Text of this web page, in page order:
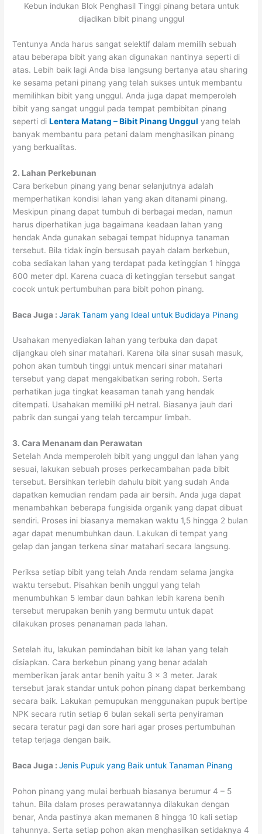
Kebun indukan Blok Penghasil Tinggi pinang betara untuk
dijadikan bibit pinang unggul
Tentunya Anda harus sangat selektif dalam memilih sebuah
atau beberapa bibit yang akan digunakan nantinya seperti di
atas. Lebih baik lagi Anda bisa langsung bertanya atau sharing
ke sesama petani pinang yang telah sukses untuk membantu
memilihkan bibit yang unggul. Anda juga dapat memperoleh
bibit yang sangat unggul pada tempat pembibitan pinang
seperti diLentera Matang – Bibit Pinang Unggul yang telah
banyak membantu para petani dalam menghasilkan pinang
yang berkualitas.
2. Lahan Perkebunan
Cara berkebun pinang yang benar selanjutnya adalah
memperhatikan kondisi lahan yang akan ditanami pinang.
Meskipun pinang dapat tumbuh di berbagai medan, namun
harus diperhatikan juga bagaimana keadaan lahan yang
hendak Anda gunakan sebagai tempat hidupnya tanaman
tersebut. Bila tidak ingin bersusah payah dalam berkebun,
coba sediakan lahan yang terdapat pada ketinggian 1 hingga
600 meter dpl. Karena cuaca di ketinggian tersebut sangat
cocok untuk pertumbuhan para bibit pohon pinang.
Baca Juga :Jarak Tanam yang Ideal untuk Budidaya Pinang
Usahakan menyediakan lahan yang terbuka dan dapat
dijangkau oleh sinar matahari. Karena bila sinar susah masuk,
pohon akan tumbuh tinggi untuk mencari sinar matahari
tersebut yang dapat mengakibatkan sering roboh. Serta
perhatikan juga tingkat keasaman tanah yang hendak
ditempati. Usahakan memiliki pH netral. Biasanya jauh dari
pabrik dan sungai yang telah tercampur limbah.
3. Cara Menanam dan Perawatan
Setelah Anda memperoleh bibit yang unggul dan lahan yang
sesuai, lakukan sebuah proses perkecambahan pada bibit
tersebut. Bersihkan terlebih dahulu bibit yang sudah Anda
dapatkan kemudian rendam pada air bersih. Anda juga dapat
menambahkan beberapa fungisida organik yang dapat dibuat
sendiri. Proses ini biasanya memakan waktu 1,5 hingga 2 bulan
agar dapat menumbuhkan daun. Lakukan di tempat yang
gelap dan jangan terkena sinar matahari secara langsung.
Periksa setiap bibit yang telah Anda rendam selama jangka
waktu tersebut. Pisahkan benih unggul yang telah
menumbuhkan 5 lembar daun bahkan lebih karena benih
tersebut merupakan benih yang bermutu untuk dapat
dilakukan proses penanaman pada lahan.
Setelah itu, lakukan pemindahan bibit ke lahan yang telah
disiapkan. Cara berkebun pinang yang benar adalah
memberikan jarak antar benih yaitu 3 x 3 meter. Jarak
tersebut jarak standar untuk pohon pinang dapat berkembang
secara baik. Lakukan pemupukan menggunakan pupuk bertipe
NPK secara rutin setiap 6 bulan sekali serta penyiraman
secara teratur pagi dan sore hari agar proses pertumbuhan
tetap terjaga dengan baik.
Baca Juga :Jenis Pupuk yang Baik untuk Tanaman Pinang
Pohon pinang yang mulai berbuah biasanya berumur 4 – 5
tahun. Bila dalam proses perawatannya dilakukan dengan
benar, Anda pastinya akan memanen 8 hingga 10 kali setiap
tahunnya. Serta setiap pohon akan menghasilkan setidaknya 4